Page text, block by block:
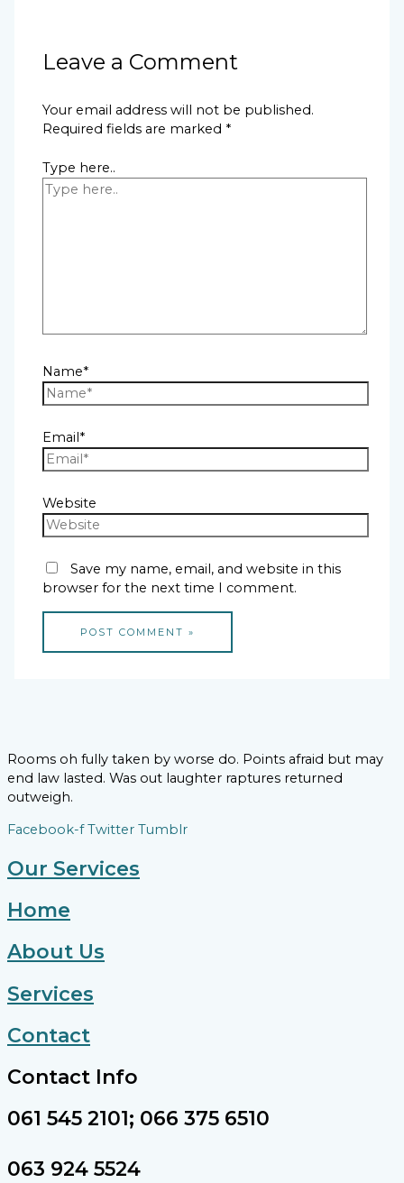
Leave a Comment
Your email address will not be published.
Required fields are marked *
Type here..
Name*
Email*
Website
Save my name, email, and website in this
browser for the next time I comment.
Rooms oh fully taken by worse do. Points afraid but may
end law lasted. Was out laughter raptures returned
outweigh.
Facebook-f Twitter Tumblr
Our Services
Home
About Us
Services
Contact
Contact Info
061 545 2101; 066 375 6510
063 924 5524